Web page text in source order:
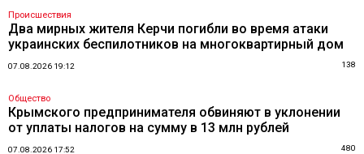
Происшествия
Два мирных жителя Керчи погибли во время атаки
украинских беспилотников на многоквартирный дом
07.08.2026 19:12 138
Общество
Крымского предпринимателя обвиняют в уклонении
от уплаты налогов на сумму в 13 млн рублей
07.08.2026 17:52 480